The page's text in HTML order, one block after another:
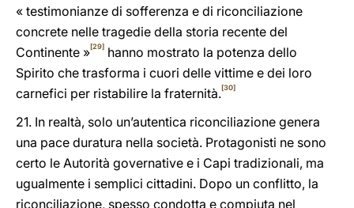
« testimonianze di sofferenza e di riconciliazione
concrete nelle tragedie della storia recente del
Continente »[29] hanno mostrato la potenza dello
Spirito che trasforma i cuori delle vittime e dei loro
carnefici per ristabilire la fraternità.[30]
21. In realtà, solo un’autentica riconciliazione genera
una pace duratura nella società. Protagonisti ne sono
certo le Autorità governative e i Capi tradizionali, ma
ugualmente i semplici cittadini. Dopo un conflitto, la
riconciliazione, spesso condotta e compiuta nel